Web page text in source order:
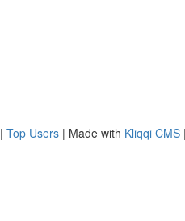
| Top Users | Made with Kliqqi CMS |